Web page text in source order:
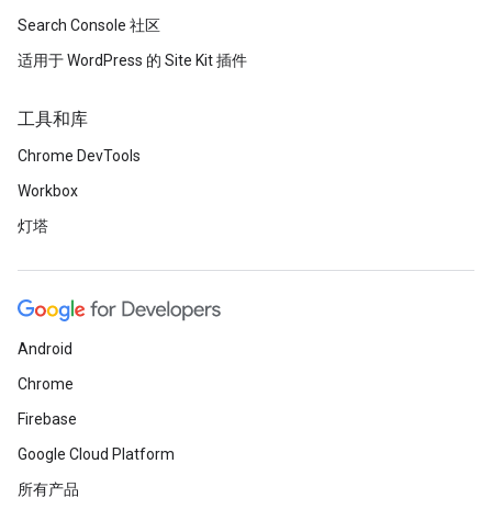
Search Console 社区
适用于 WordPress 的 Site Kit 插件
工具和库
Chrome DevTools
Workbox
灯塔
Android
Chrome
Firebase
Google Cloud Platform
所有产品